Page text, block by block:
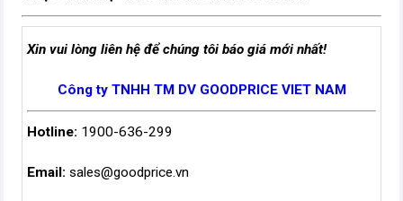
Xin vui lòng liên hệ để chúng tôi báo giá mới nhất!
Công ty TNHH TM DV GOODPRICE VIET NAM
Hotline: 1900-636-299
Email: sales@goodprice.vn